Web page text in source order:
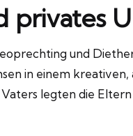
privates
und
in einem
legten die